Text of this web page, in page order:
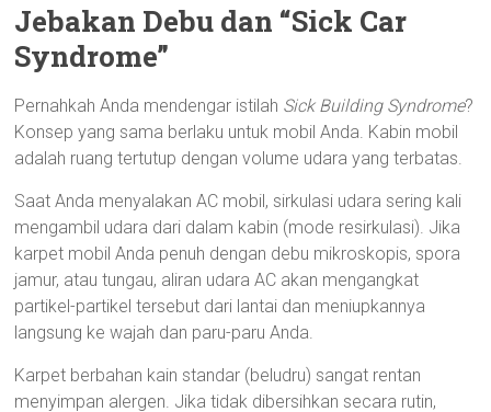
Jebakan Debu dan “Sick Car
Syndrome”
Pernahkah Anda mendengar istilah Sick Building Syndrome?
Konsep yang sama berlaku untuk mobil Anda. Kabin mobil
adalah ruang tertutup dengan volume udara yang terbatas.
Saat Anda menyalakan AC mobil, sirkulasi udara sering kali
mengambil udara dari dalam kabin (mode resirkulasi). Jika
karpet mobil Anda penuh dengan debu mikroskopis, spora
jamur, atau tungau, aliran udara AC akan mengangkat
partikel-partikel tersebut dari lantai dan meniupkannya
langsung ke wajah dan paru-paru Anda.
Karpet berbahan kain standar (beludru) sangat rentan
menyimpan alergen. Jika tidak dibersihkan secara rutin,